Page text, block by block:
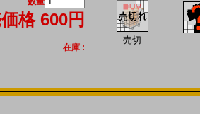
格 600円
在庫 :
売切